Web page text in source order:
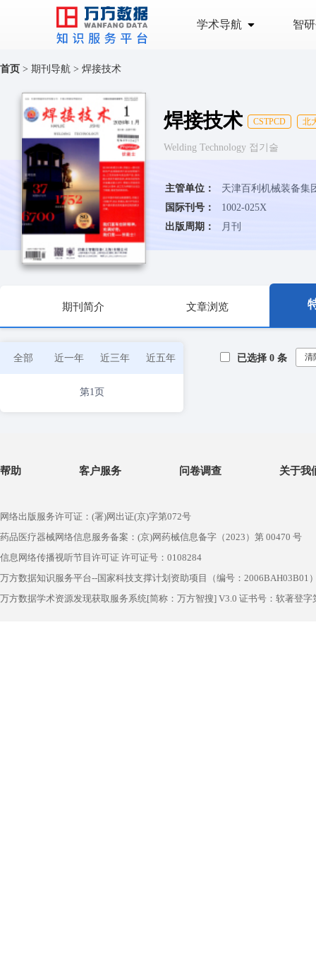
学术导航 智
首页 > 期刊导航 > 焊接技术
焊接技术 CSTPCD 北
Welding Technology 접기술
主管单位：
天津百利机械装备集
国际刊号：
1002-025X
出版周期：
月刊
期刊简介 文章浏览
全部 近一年 近三年 近五年
第1页
已选择 0 条 清
帮助 客户服务 问卷调查 关于我
网络出版服务许可证：(署)网出证(京)字第072号
药品医疗器械网络信息服务备案：(京)网药械信息备字（2023）第 00470 号
信息网络传播视听节目许可证 许可证号：0108284
万方数据知识服务平台--国家科技支撑计划资助项目（编号：2006BAH03B01
万方数据学术资源发现获取服务系统[简称：万方智搜] V3.0 证书号：软著登字